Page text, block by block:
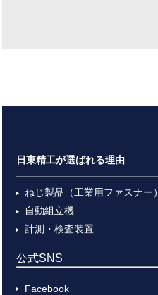
日東精工が選ばれる理由
ねじ製品（工業用ファスナー）
自動組立機
計測・検査装置
公式SNS
Facebook